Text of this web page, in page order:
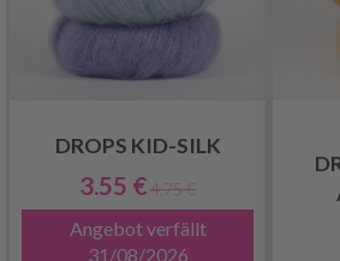
DROPS KID-SILK
3.55 €4.75 €
Angebot verfällt
31/08/2026